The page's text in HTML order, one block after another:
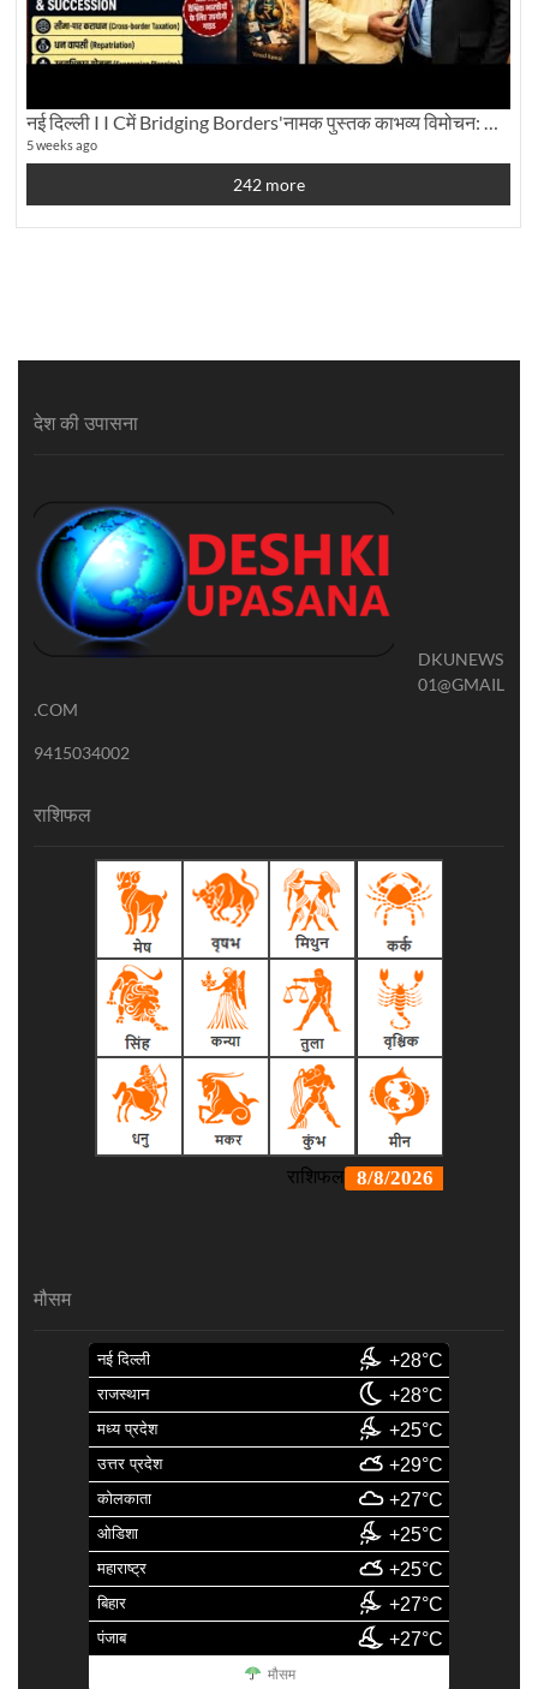
5 weeks ago
242 more
देश की उपासना
DKUNEWS
01@GMAIL
.COM
9415034002
राशिफल
मौसम
नई दिल्ली +28°C
राजस्थान +28°C
मध्य प्रदेश +25°C
उत्तर प्रदेश +29°C
कोलकाता +27°C
ओडिशा +25°C
महाराष्ट्र +25°C
बिहार +27°C
पंजाब +27°C
मौसम